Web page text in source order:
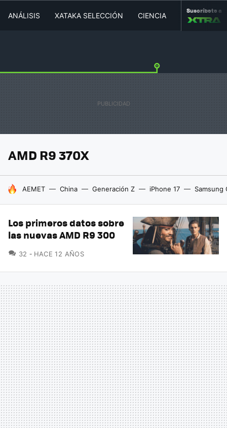
ANÁLISIS XATAKA SELECCIÓN CIENCIA MOVILIDAD
Suscríbete a
AMD R9 370X
HOY SE HABLA DE
AEMET China Generación Z iPhone 17 Samsung
Los primeros datos sobre
las nuevas AMD R9 300
32 COMENTARIOS
HACE 12 AÑOS